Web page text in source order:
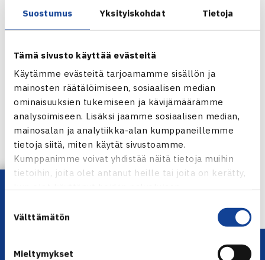
Suostumus Yksityiskohdat Tietoja
Tämä sivusto käyttää evästeitä
Käytämme evästeitä tarjoamamme sisällön ja
mainosten räätälöimiseen, sosiaalisen median
ominaisuuksien tukemiseen ja kävijämäärämme
analysoimiseen. Lisäksi jaamme sosiaalisen median,
mainosalan ja analytiikka-alan kumppaneillemme
tietoja siitä, miten käytät sivustoamme.
Kumppanimme voivat yhdistää näitä tietoja muihin
tietoihin, joita olet antanut heille tai joita on kerätty,
valinta
Välttämätön
Mieltymykset
Jaa:
Lataa OmaTennis!